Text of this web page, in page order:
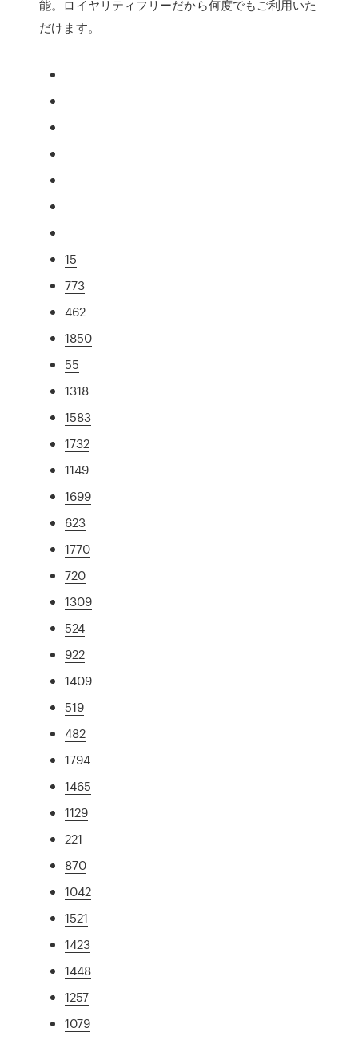
能。ロイヤリティフリーだから何度でもご利用いた
だけます。
15
773
462
1850
55
1318
1583
1732
1149
1699
623
1770
720
1309
524
922
1409
519
482
1794
1465
1129
221
870
1042
1521
1423
1448
1257
1079